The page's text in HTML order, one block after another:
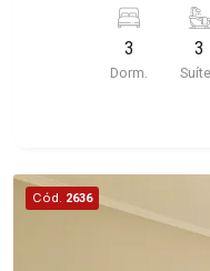
cobertas, fino
próximo ao COC da
Imobiliária,
3
Dorm.
3
Cód. 2636